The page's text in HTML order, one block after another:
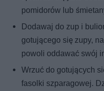
pomidorów lub
Dodawaj do zup i
gotującego się zupy,
powoli oddawać swój
Wrzuć do gotujących
fasolki szparagowej.